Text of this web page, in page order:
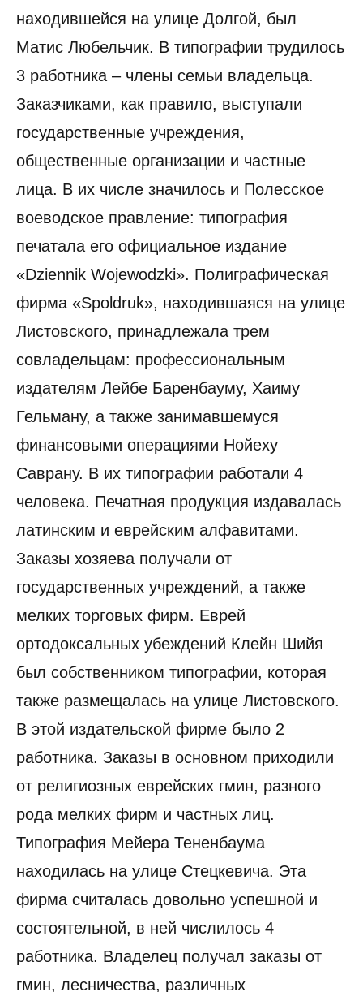
находившейся на улице Долгой, был
Матис Любельчик. В типографии трудилось
3 работника – члены семьи владельца.
Заказчиками, как правило, выступали
государственные учреждения,
общественные организации и частные
лица. В их числе значилось и Полесское
воеводское правление: типография
печатала его официальное издание
«Dziennik Wojewоdzki». Полиграфическая
фирма «Spoldruk», находившаяся на улице
Листовского, принадлежала трем
совладельцам: профессиональным
издателям Лейбе Баренбауму, Хаиму
Гельману, а также занимавшемуся
финансовыми операциями Нойеху
Саврану. В их типографии работали 4
человека. Печатная продукция издавалась
латинским и еврейским алфавитами.
Заказы хозяева получали от
государственных учреждений, а также
мелких торговых фирм. Еврей
ортодоксальных убеждений Клейн Шийя
был собственником типографии, которая
также размещалась на улице Листовского.
В этой издательской фирме было 2
работника. Заказы в основном приходили
от религиозных еврейских гмин, разного
рода мелких фирм и частных лиц.
Типография Мейера Тененбаума
находилась на улице Стецкевича. Эта
фирма считалась довольно успешной и
состоятельной, в ней числилось 4
работника. Владелец получал заказы от
гмин, лесничества, различных